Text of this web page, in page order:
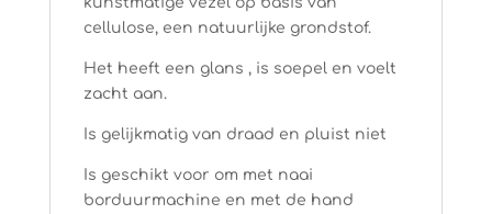
cellulose, een natuurlijke grondstof.
Het heeft een glans , is soepel en voelt
zacht aan.
Is gelijkmatig van draad en pluist niet
Is geschikt voor om met naai
borduurmachine en met de hand